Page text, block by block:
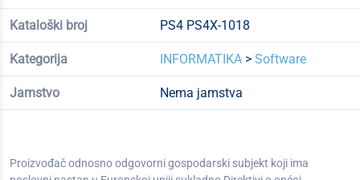
Kataloški broj PS4 PS4X-1018
Kategorija INFORMATIKA> Software
Jamstvo Nema jamstva
Proizvođač odnosno odgovorni gospodarski subjekt koji ima